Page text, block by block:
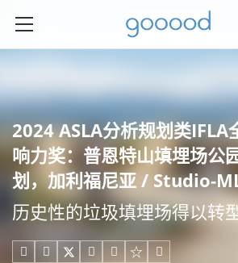
2024 ASLA分析规划类IFLA
响力奖：普恩特山填埋场公
划，加利福尼亚 / Studio-
历史性的垃圾填埋场得以转
    